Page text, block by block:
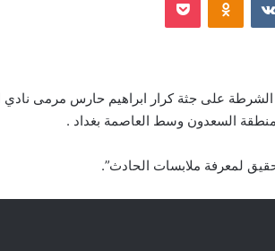
على جثة كرار ابراهيم حارس مرمى نادي
السعدون وسط العاصمة بغداد .
لمعرفة ملابسات الحادث”.